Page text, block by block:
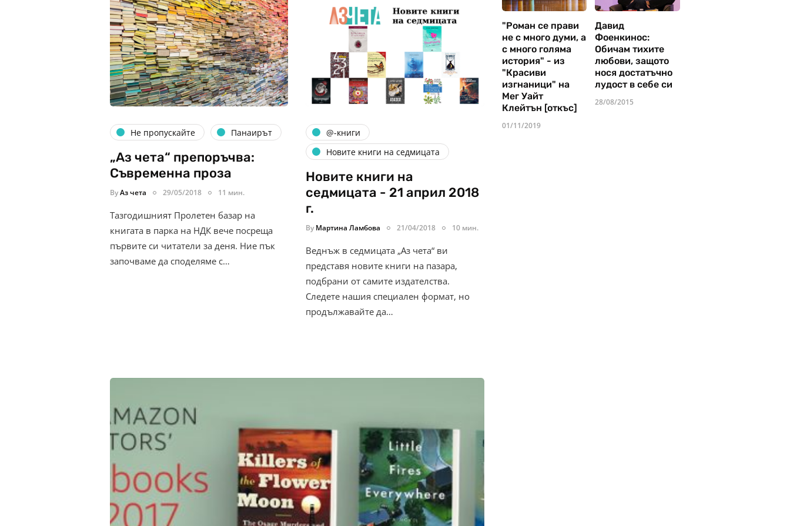
Не пропускайте Панаирът
„Аз чета“ препоръчва:
Съвременна проза
ByАз чета 29/05/2018 11 мин.
Тазгодишният Пролетен базар на
книгата в парка на НДК вече посреща
първите си читатели за деня. Ние пък
започваме да споделяме с…
@-книги
Новите книги на седмицата
Новите книги на
седмицата - 21 април 2018
г.
By Мартина Ламбова 21/04/2018 10 мин.
Веднъж в седмицата „Аз чета“ ви
представя новите книги на пазара,
подбрани от самите издателства.
Следете нашия специален формат, но
продължавайте да…
"Роман се прави
не с много думи, а
с много голяма
история" - из
"Красиви
изгнаници" на
Мег Уайт
Клейтън [откъс]
01/11/2019
Давид
Фоенкинос:
Обичам тихите
любови, защото
нося достатъчно
лудост в себе си
28/08/2015